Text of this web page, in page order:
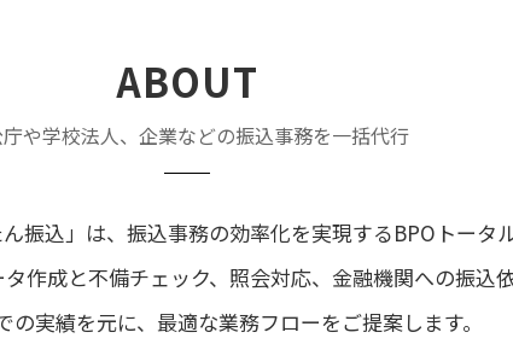
ABOUT
や学校法人、企業などの振込事務を一括代行
振込」は、振込事務の効率化を実現するBPOトータ
作成と不備チェック、照会対応、金融機関への振込
の実績を元に、最適な業務フローをご提案します。